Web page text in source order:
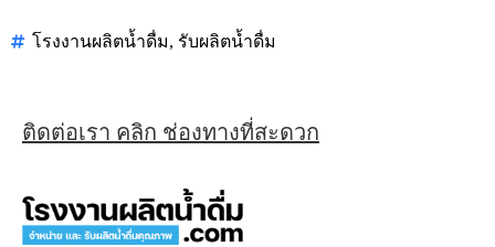
โรงงานผลิตน้ำดื่ม, รับผลิตน้ำดื่ม
ติดต่อเรา คลิก ช่องทางที่สะดวก